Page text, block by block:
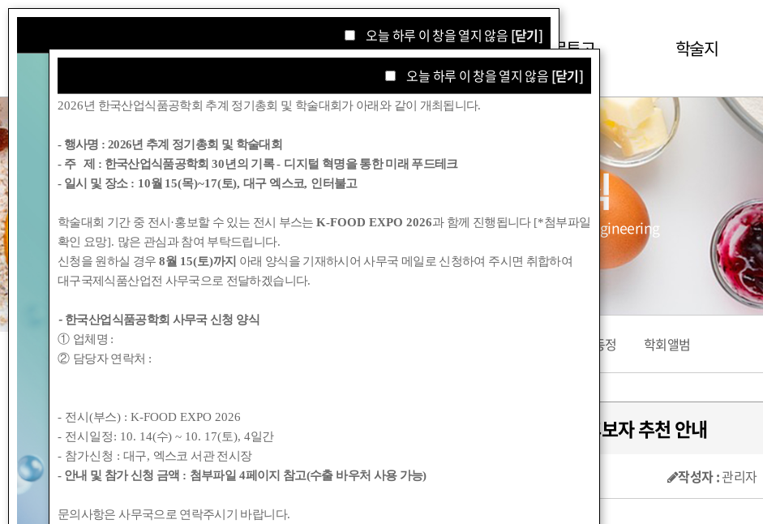
학회소개 학회소식 논문투고 학술지
학회소식
Korean Society for Food Engineering
회원동정 학회앨범
2025 신송 식품과학상 수상후보자 추천 안내
작성자 :관리자
오늘 하루 이 창을 열지 않음 [닫기]
오늘 하루 이 창을 열지 않음 [닫기]
2026년 한국산업식품공학회 추계 정기총회 및 학술대회가 아래와 같이 개최됩니다.
- 행사명 : 2026년 추계 정기총회 및 학술대회
- 주 제 : 한국산업식품공학회30년의 기록- 디지털 혁명을 통한 미래 푸드테크
- 일시 및 장소 : 10월 15(목)~17(토),대구 엑스코, 인터불고
학술대회 기간 중 전시 ·홍보할 수 있는 전시 부스는K-FOOD EXPO 2026과 함께 진행됩니다 [*첨부파일
확인 요망]. 많은 관심과 참여 부탁드립니다.
신청을 원하실 경우 8월 15(토)까지 아래 양식을 기재하시어 사무국 메일로 신청하여 주시면 취합하여
대구국제식품산업전 사무국으로 전달하겠습니다.
- 한국산업식품공학회 사무국 신청 양식
① 업체명 :
② 담당자 연락처 :
- 전시(부스) : K-FOOD EXPO 2026
- 전시일정: 10. 14(수) ~ 10. 17(토), 4일간
- 참가신청 : 대구, 엑스코 서관 전시장
- 안내 및 참가 신청 금액 : 첨부파일 4페이지 참고(수출 바우처 사용 가능)
문의사항은 사무국으로 연락주시기 바랍니다.